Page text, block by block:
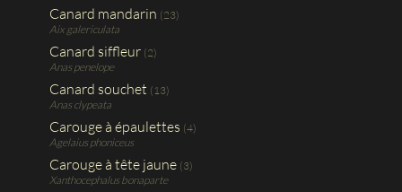
Canard mandarin (23)
Aix galericulata
Canard siffleur (2)
Anas penelope
Canard souchet (13)
Anas clypeata
Carouge à épaulettes (4)
Agelaius phoniceus
Carouge à tête jaune (3)
Xanthocephalus bonaparte